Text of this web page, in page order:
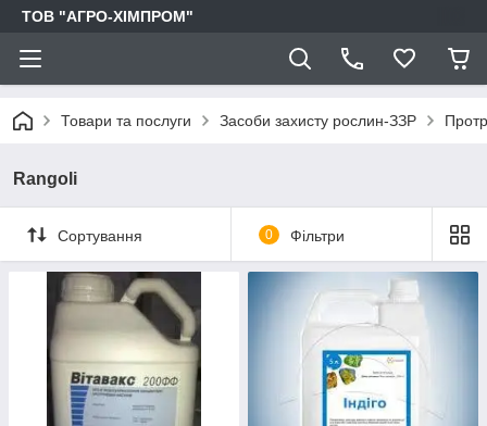
ТОВ "АГРО-ХІМПРОМ"
Товари та послуги Засоби захисту рослин-ЗЗР
Rangoli
Сортування 0 Фільтри